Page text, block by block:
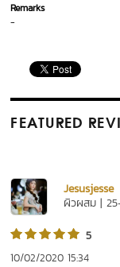
Remarks
-
FEATURED
Jesusjesse
ผิวผสม |
5
10/02/2020 15:34